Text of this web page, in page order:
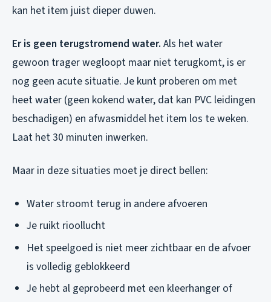
kan het item juist dieper duwen.
Er is geen terugstromend water. Als het water
gewoon trager wegloopt maar niet terugkomt, is er
nog geen acute situatie. Je kunt proberen om met
heet water (geen kokend water, dat kan PVC leidingen
beschadigen) en afwasmiddel het item los te weken.
Laat het 30 minuten inwerken.
Maar in deze situaties moet je direct bellen:
Water stroomt terug in andere afvoeren
Je ruikt rioollucht
Het speelgoed is niet meer zichtbaar en de afvoer
is volledig geblokkeerd
Je hebt al geprobeerd met een kleerhanger of